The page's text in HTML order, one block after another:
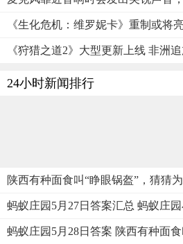
《生化危机：维罗妮卡》重制或将
《狩猎之道2》大型更新上线 非洲
24小时新闻排行
陕西有种面食叫“睁眼锅盔”，猜猜
蚂蚁庄园5月27日答案汇总 蚂蚁庄园
蚂蚁庄园5月28日答案 陕西有种面